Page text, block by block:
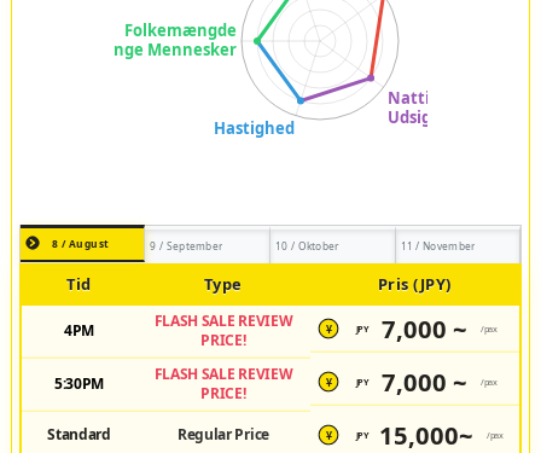
8 / August 9 / September 10 / Oktober 11 / November
Tid Type Pris (JPY)
4PM
FLASH SALE REVIEW
PRICE!
¥ JPY 7,000 ~ /pax
5:30PM
FLASH SALE REVIEW
PRICE!
¥ JPY 7,000 ~ /pax
Standard Regular Price ¥ JPY 15,000~ /pax